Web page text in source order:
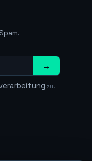
→
zu.